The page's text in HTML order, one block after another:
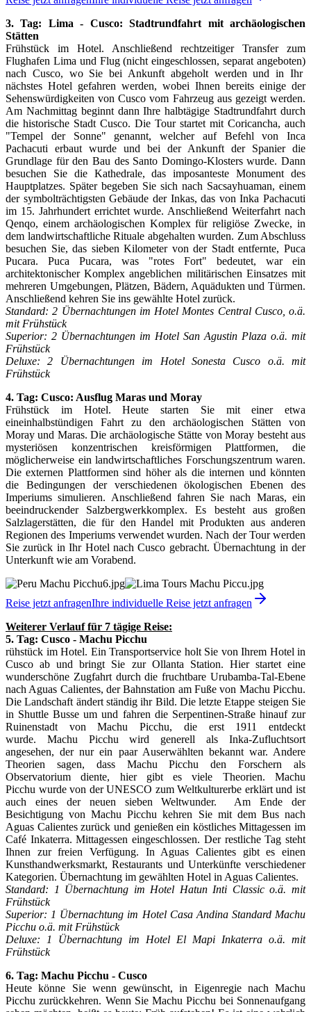
3. Tag: Lima - Cusco: Stadtrundfahrt mit archäologischen
Stätten
Frühstück im Hotel. Anschließend rechtzeitiger Transfer zum
Flughafen Lima und Flug (nicht eingeschlossen, separat angeboten)
nach Cusco, wo Sie bei Ankunft abgeholt werden und in Ihr
nächstes Hotel gefahren werden, wobei Ihnen bereits einige der
Sehenswürdigkeiten von Cusco vom Fahrzeug aus gezeigt werden.
Am Nachmittag beginnt dann Ihre halbtägige Stadtrundfahrt durch
die historische Stadt Cusco. Die Tour startet mit Coricancha, auch
"Tempel der Sonne" genannt, welcher auf Befehl von Inca
Pachacuti erbaut wurde und bei der Ankunft der Spanier die
Grundlage für den Bau des Santo Domingo-Klosters wurde. Dann
besuchen Sie die Kathedrale, das imposanteste Monument des
Hauptplatzes. Später begeben Sie sich nach Sacsayhuaman, einem
der symbolträchtigsten Gebäude der Inkas, das von Inka Pachacuti
im 15. Jahrhundert errichtet wurde. Anschließend Weiterfahrt nach
Qenqo, einem archäologischen Komplex für religiöse Zwecke, in
dem landwirtschaftliche Rituale abgehalten wurden. Zum Abschluss
besuchen Sie, das sieben Kilometer von der Stadt entfernte, Puca
Pucara. Puca Pucara, was "rotes Fort" bedeutet, war ein
architektonischer Komplex angeblichen militärischen Einsatzes mit
mehreren Umgebungen, Plätzen, Bädern, Aquädukten und Türmen.
Anschließend kehren Sie ins gewählte Hotel zurück.
Standard: 2 Übernachtungen im Hotel Montes Central Cusco, o.ä.
mit Frühstück
Superior: 2 Übernachtungen im Hotel San Agustin Plaza o.ä. mit
Frühstück
Deluxe: 2 Übernachtungen im Hotel Sonesta Cusco o.ä. mit
Frühstück
4. Tag: Cusco: Ausflug Maras und Moray
Frühstück im Hotel. Heute starten Sie mit einer etwa
eineinhalbstündigen Fahrt zu den archäologischen Stätten von
Moray und Maras. Die archäologische Stätte von Moray besteht aus
mysteriösen konzentrischen kreisförmigen Plattformen, die
möglicherweise ein landwirtschaftliches Forschungszentrum waren.
Die externen Plattformen sind höher als die internen und könnten
die Bedingungen der verschiedenen ökologischen Ebenen des
Imperiums simulieren. Anschließend fahren Sie nach Maras, ein
beeindruckender Salzbergwerkkomplex. Es besteht aus großen
Salzlagerstätten, die für den Handel mit Produkten aus anderen
Regionen des Imperiums verwendet wurden. Nach der Tour werden
Sie zurück in Ihr Hotel nach Cusco gebracht. Übernachtung in der
Unterkunft wie am Vorabend.
Reise jetzt anfragenIhre individuelle Reise jetzt anfragen
Weiterer Verlauf für 7 tägige Reise:
5. Tag: Cusco - Machu Picchu
rühstück im Hotel. Ein Transportservice holt Sie von Ihrem Hotel in
Cusco ab und bringt Sie zur Ollanta Station. Hier startet eine
wunderschöne Zugfahrt durch die fruchtbare Urubamba-Tal-Ebene
nach Aguas Calientes, der Bahnstation am Fuße von Machu Picchu.
Die Landschaft ändert ständig ihr Bild. Die letzte Etappe steigen Sie
in Shuttle Busse um und fahren die Serpentinen-Straße hinauf zur
Ruinenstadt von Machu Picchu, die erst 1911 entdeckt
wurde. Machu Picchu wird generell als Inka-Zufluchtsort
angesehen, der nur ein paar Auserwählten bekannt war. Andere
Theorien sagen, dass Machu Picchu den Forschern als
Observatorium diente, hier gibt es viele Theorien. Machu
Picchu wurde von der UNESCO zum Weltkulturerbe erklärt und ist
auch eines der neuen sieben Weltwunder. Am Ende der
Besichtigung von Machu Picchu kehren Sie mit dem Bus nach
Aguas Calientes zurück und genießen ein köstliches Mittagessen im
Café Inkaterra. Mittagessen eingeschlossen. Der restliche Tag steht
Ihnen zur freien Verfügung. In Aguas Calientes gibt es einen
Kunsthandwerksmarkt, Restaurants und Unterkünfte verschiedener
Kategorien. Übernachtung im gewählten Hotel in Aguas Calientes.
Standard: 1 Übernachtung im Hotel Hatun Inti Classic o.ä. mit
Frühstück
Superior: 1 Übernachtung im Hotel Casa Andina Standard Machu
Picchu o.ä. mit Frühstück
Deluxe: 1 Übernachtung im Hotel El Mapi Inkaterra o.ä. mit
Frühstück
6. Tag: Machu Picchu - Cusco
Heute könne Sie wenn gewünscht, in Eigenregie nach Machu
Picchu zurückkehren. Wenn Sie Machu Picchu bei Sonnenaufgang